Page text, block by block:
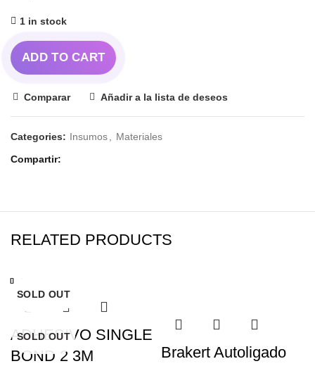
1 in stock
ADD TO CART
Comparar Añadir a la lista de deseos
Categories: Insumos Materiales
Compartir
RELATED PRODUCTS
PROMO
SOLD OUT
ADHESIVO SINGLE
BOND 2 3M
SOLD OUT
Brakert Autoligado
SOLD OUT
SOLD OUT
SOLD OUT